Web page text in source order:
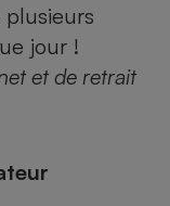
jour !
et de retrait